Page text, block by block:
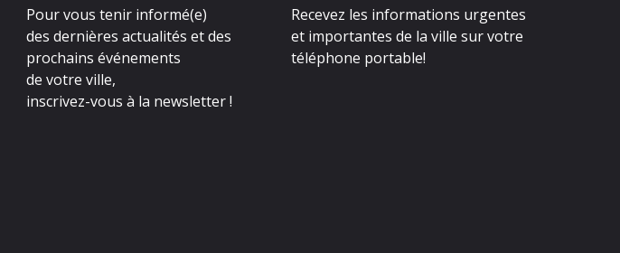
Pour vous tenir informé(e)
des dernières actualités et des
prochains événements
de votre ville,
inscrivez-vous à la newsletter !
Recevez les informations urgentes
et importantes de la ville sur votre
téléphone portable!